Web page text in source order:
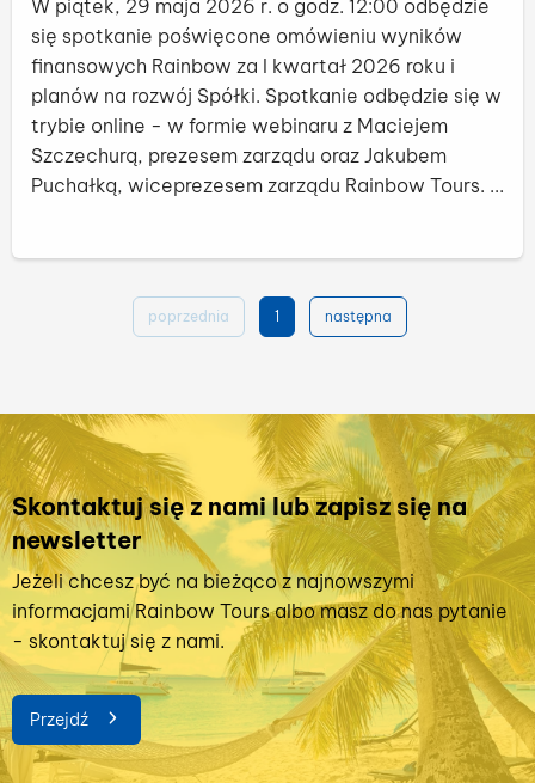
W piątek, 29 maja 2026 r. o godz. 12:00 odbędzie
się spotkanie poświęcone omówieniu wyników
finansowych Rainbow za I kwartał 2026 roku i
planów na rozwój Spółki. Spotkanie odbędzie się w
trybie online - w formie webinaru z Maciejem
Szczechurą, prezesem zarządu oraz Jakubem
Puchałką, wiceprezesem zarządu Rainbow Tours. ...
poprzednia 1 następna
Skontaktuj się z nami lub zapisz się na
newsletter
Jeżeli chcesz być na bieżąco z najnowszymi
informacjami Rainbow Tours albo masz do nas pytanie
- skontaktuj się z nami.
Przejdź